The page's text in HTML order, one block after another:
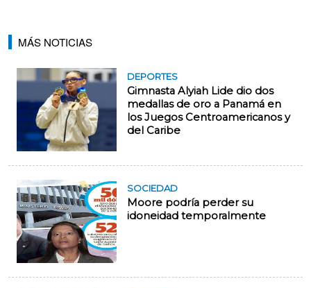
MÁS NOTICIAS
DEPORTES
Gimnasta Alyiah Lide dio dos
medallas de oro a Panamá en
los Juegos Centroamericanos y
del Caribe
SOCIEDAD
Moore podría perder su
idoneidad temporalmente